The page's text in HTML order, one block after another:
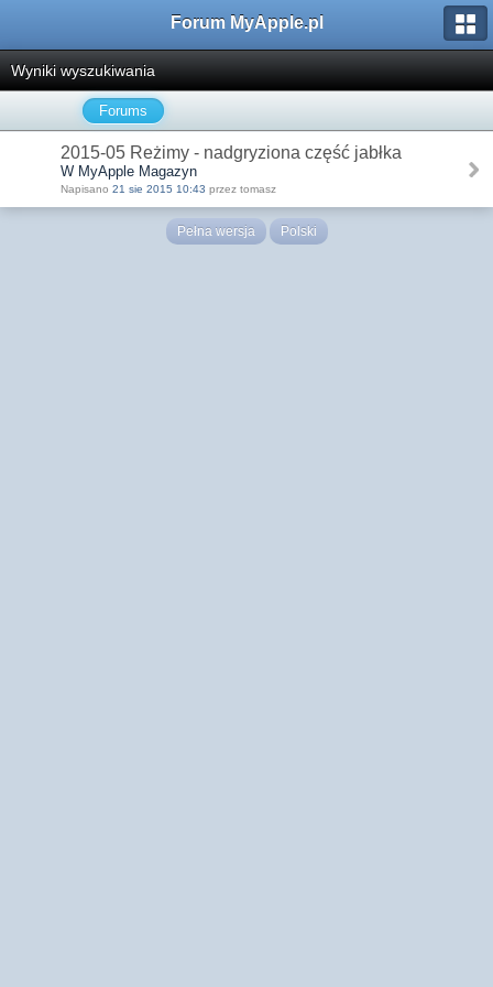
Forum MyApple.pl
Wyniki wyszukiwania
Forums
2015-05 Reżimy - nadgryziona część jabłka
W MyApple Magazyn
Napisano 21 sie 2015 10:43 przez tomasz
Pełna wersja Polski